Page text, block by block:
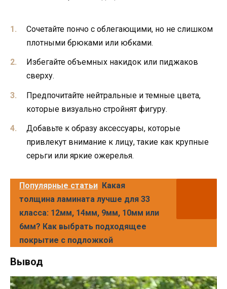
Сочетайте пончо с облегающими, но не слишком
плотными брюками или юбками.
Избегайте объемных накидок или пиджаков
сверху.
Предпочитайте нейтральные и темные цвета,
которые визуально стройнят фигуру.
Добавьте к образу аксессуары, которые
привлекут внимание к лицу, такие как крупные
серьги или яркие ожерелья.
Популярные статьи Какая
толщина ламината лучше для 33
класса: 12мм, 14мм, 9мм, 10мм или
6мм? Как выбрать подходящее
покрытие с подложкой
Вывод